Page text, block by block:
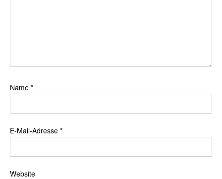
Name *
E-Mail-Adresse *
Website